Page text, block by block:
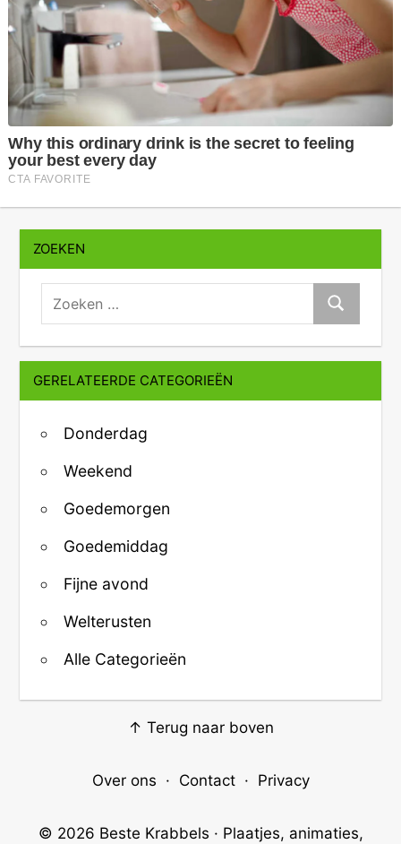
ZOEKEN
zoeken:
Zoeken
GERELATEERDE CATEGORIEËN
Donderdag
Weekend
Goedemorgen
Goedemiddag
Fijne avond
Welterusten
Alle Categorieën
↑ Terug naar boven
Over ons · Contact· Privacy
© 2026 Beste Krabbels · Plaatjes, animaties,